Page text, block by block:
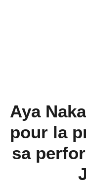
Aya
pour la
sa